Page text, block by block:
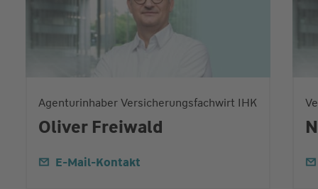
Agenturinhaber Versicherungsfachwirt IHK
Oliver Freiwald
E-Mail-Kontakt